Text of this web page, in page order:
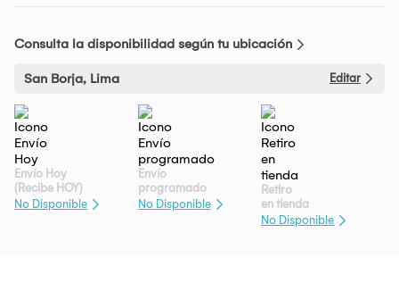
Consulta la disponibilidad según tu ubicación
San Borja, Lima Editar
Envío Hoy
(Recibe HOY)
No Disponible
Envío
programado
No Disponible
Retiro
en tienda
No Disponible